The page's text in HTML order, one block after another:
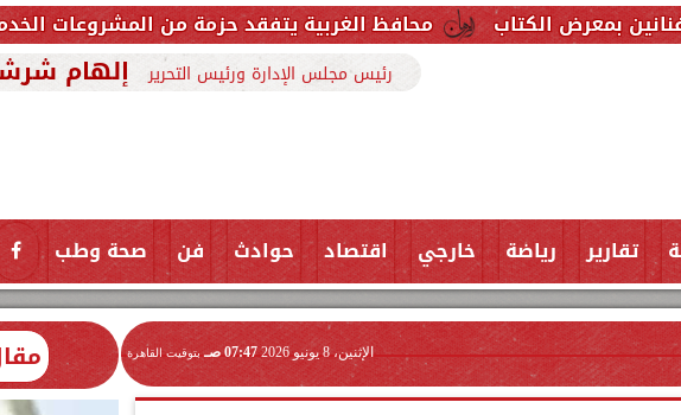
محافظ الغربية يتفقد حزمة من المشروعات الخدمية والتنموية
رئيس مجلس الإدارة ورئيس التحرير إلهام
تقارير رياضة خارجي اقتصاد حوادث فن صحة وطب
الإثنين، 8 يونيو 2026 07:47 صـ بتوقيت القاهرة